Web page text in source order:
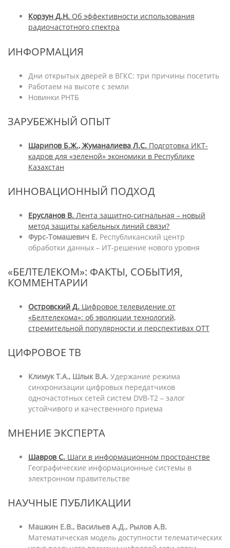
Корзун Д.Н. Об эффективности использования
радиочастотного спектра
ИНФОРМАЦИЯ
Дни открытых дверей в ВГКС: три причины посетить
Работаем на высоте с земли
Новинки РНТБ
ЗАРУБЕЖНЫЙ ОПЫТ
Шарипов Б.Ж., Жуманалиева Л.С. Подготовка ИКТ-
кадров для «зеленой» экономики в Республике
Казахстан
ИННОВАЦИОННЫЙ ПОДХОД
Ерусланов В. Лента защитно-сигнальная – новый
метод защиты кабельных линий связи?
Фурс-Томашевич Е. Республиканский центр
обработки данных – ИТ-решение нового уровня
«БЕЛТЕЛЕКОМ»: ФАКТЫ, СОБЫТИЯ,
КОММЕНТАРИИ
Островский Д. Цифровое телевидение от
«Белтелекома»: об эволюции технологий,
стремительной популярности и перспективах ОТТ
ЦИФРОВОЕ ТВ
Климук Т.А., Шлык В.А. Удержание режима
синхронизации цифровых передатчиков
одночастотных сетей систем DVB-T2 – залог
устойчивого и качественного приема
МНЕНИЕ ЭКСПЕРТА
Шавров С. Шаги в информационном пространстве
Географические информационные системы в
электронном правительстве
НАУЧНЫЕ ПУБЛИКАЦИИ
Машкин Е.В., Васильев А.Д., Рылов А.В.
Математическая модель доступности телематических